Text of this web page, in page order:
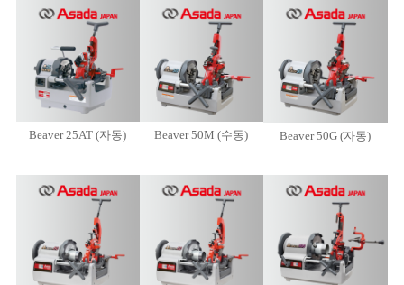
Beaver 25AT (자동) Beaver 50M (수동) Beaver 50G (자동)